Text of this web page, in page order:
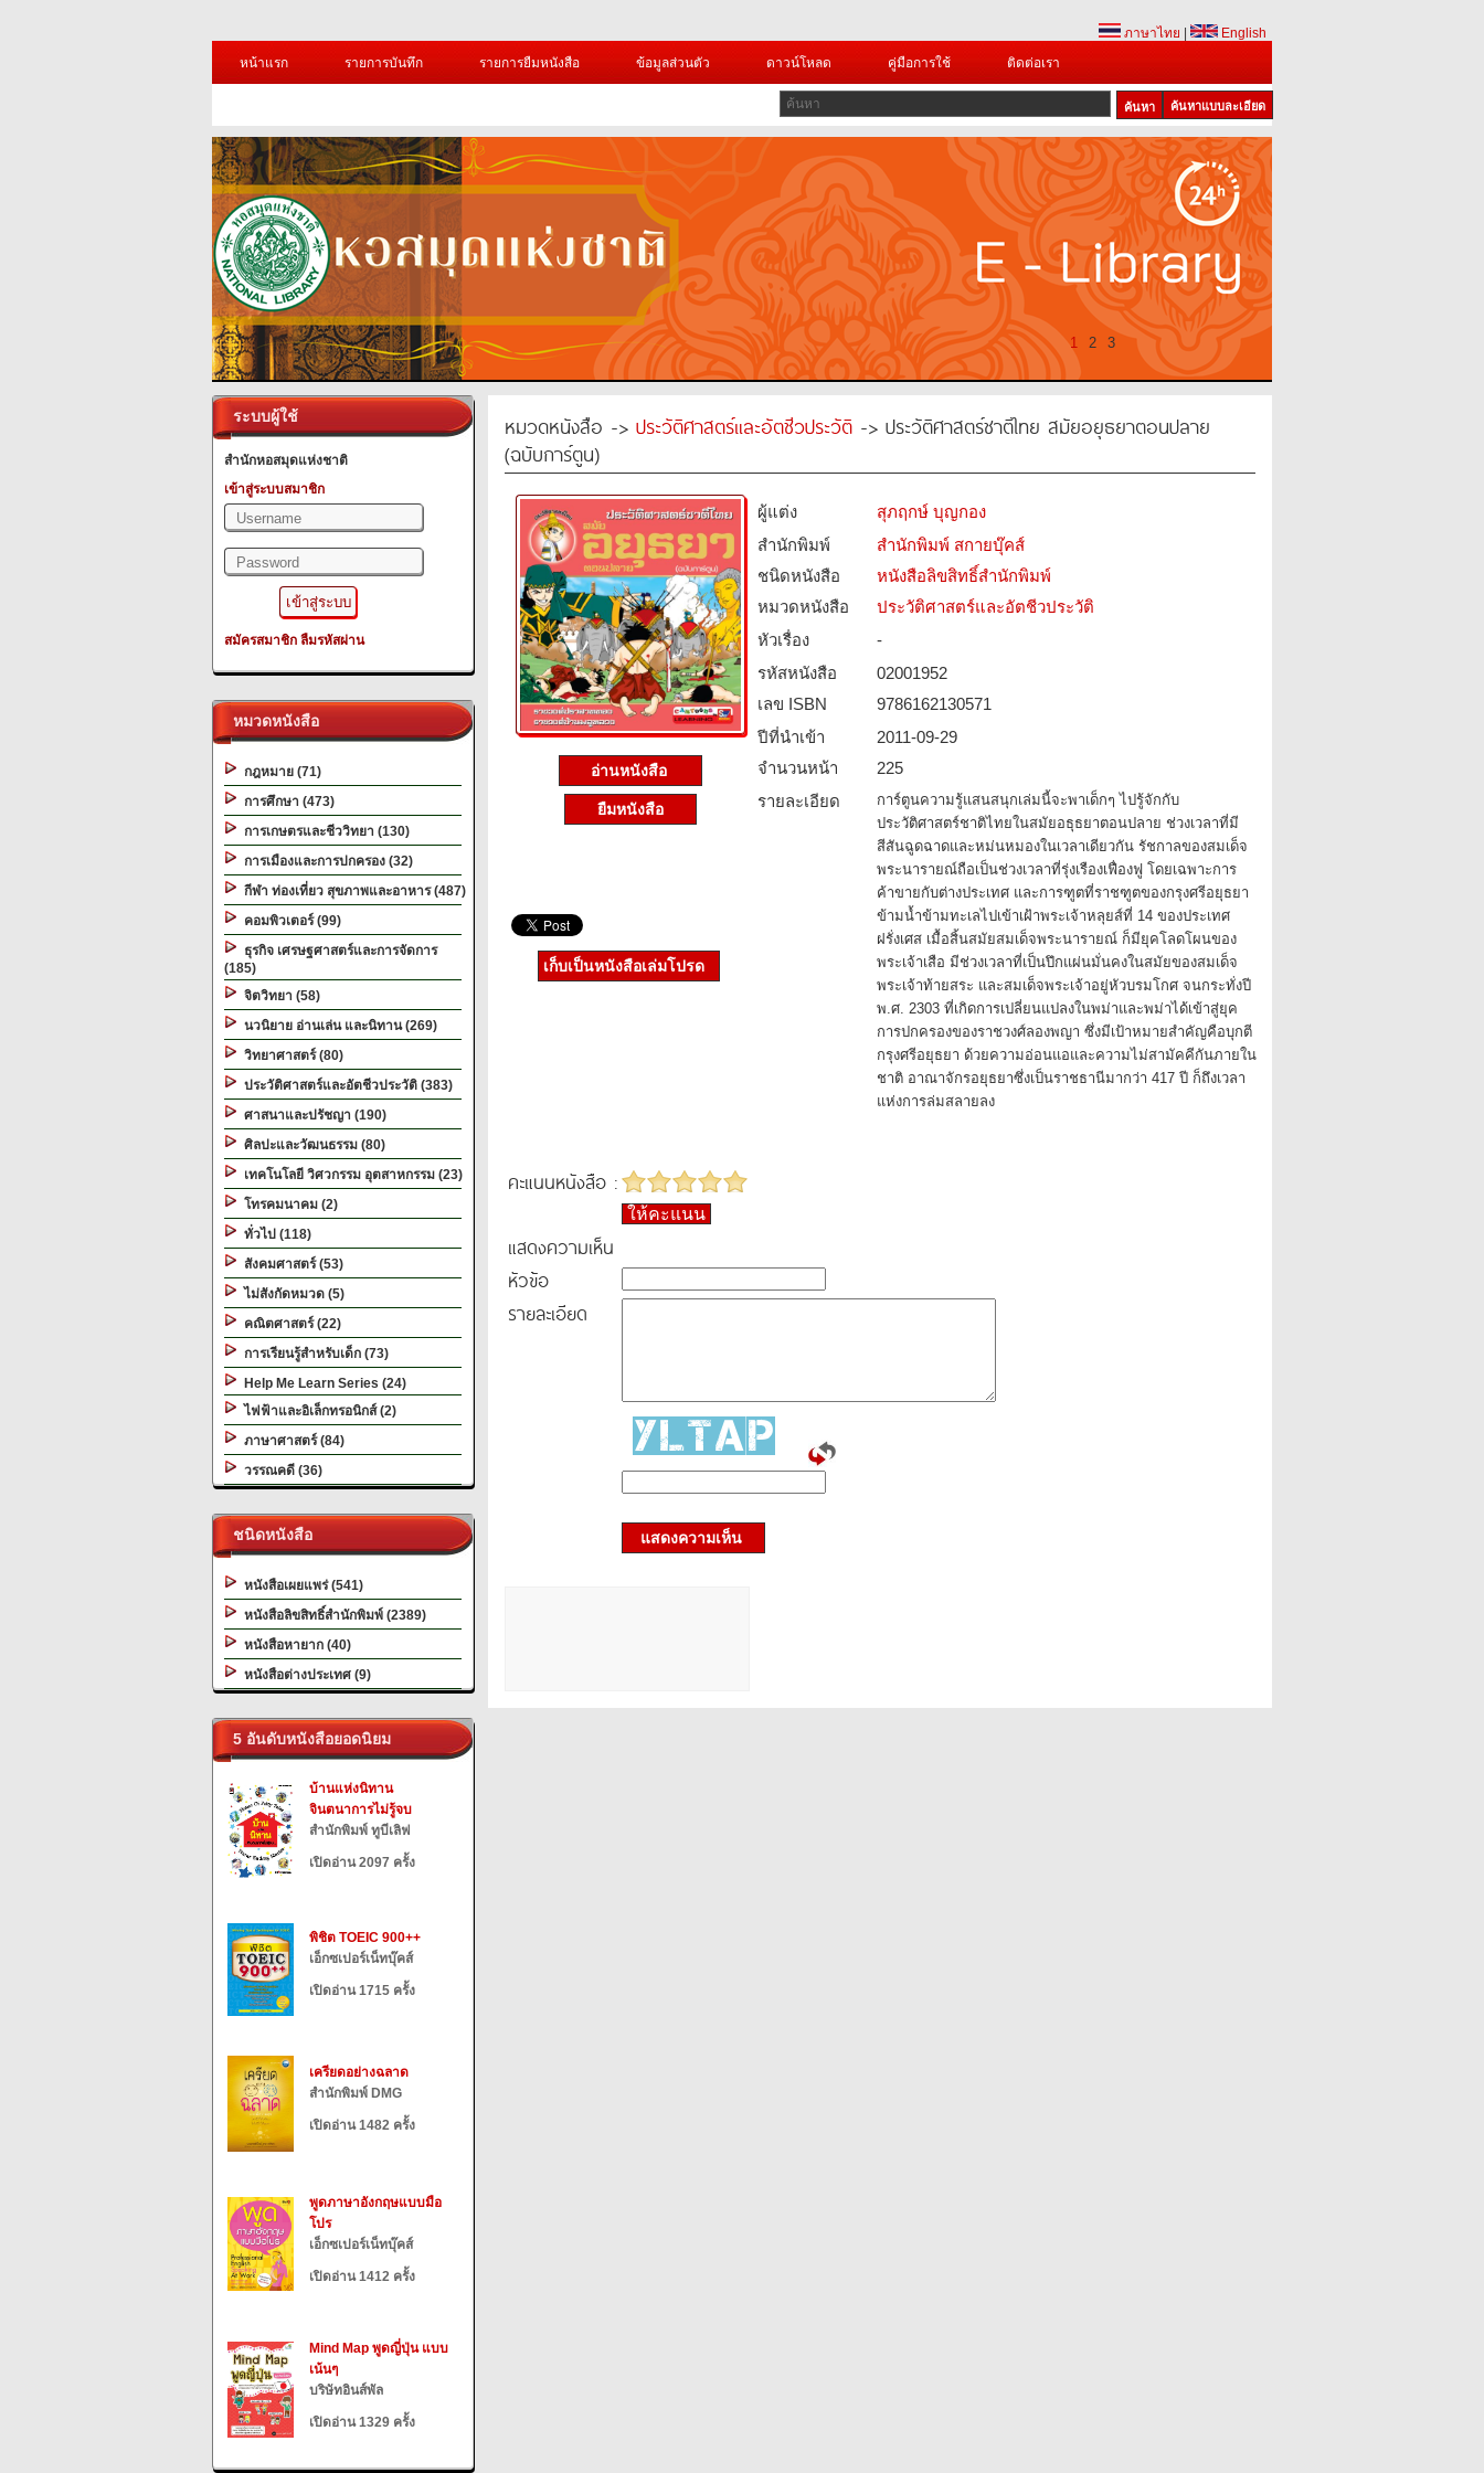
ภาษาไทย
English
หน้าแรก
รายการบันทึก รายการยืมหนังสือ ข้อมูลส่วนตัว ดาวน์โหลด คู่มือการใช้ ติดต่อเรา
ค้นหาแบบละเอียด
1 2 3
ระบบผู้ใช้
สำนักหอสมุดแห่งชาติ
เข้าสู่ระบบสมาชิก
สมัครสมาชิก ลืมรหัสผ่าน
หมวดหนังสือ
กฎหมาย (71)
การศึกษา (473)
การเกษตรและชีววิทยา (130)
การเมืองและการปกครอง (32)
กีฬา ท่องเที่ยว สุขภาพและอาหาร (487)
คอมพิวเตอร์ (99)
ธุรกิจ เศรษฐศาสตร์และการจัดการ
(185)
จิตวิทยา (58)
นวนิยาย อ่านเล่น และนิทาน (269)
วิทยาศาสตร์ (80)
ประวัติศาสตร์และอัตชีวประวัติ (383)
ศาสนาและปรัชญา (190)
ศิลปะและวัฒนธรรม (80)
เทคโนโลยี วิศวกรรม อุตสาหกรรม (23)
โทรคมนาคม (2)
ทั่วไป (118)
สังคมศาสตร์ (53)
ไม่สังกัดหมวด (5)
คณิตศาสตร์ (22)
การเรียนรู้สำหรับเด็ก (73)
Help Me Learn Series (24)
ไฟฟ้าและอิเล็กทรอนิกส์ (2)
ภาษาศาสตร์ (84)
วรรณคดี (36)
ชนิดหนังสือ
หนังสือเผยแพร่ (541)
หนังสือลิขสิทธิ์สำนักพิมพ์ (2389)
หนังสือหายาก (40)
หนังสือต่างประเทศ (9)
5 อันดับหนังสือยอดนิยม
บ้านแห่งนิทาน
จินตนาการไม่รู้จบ
สำนักพิมพ์ ทูบีเลิฟ
เปิดอ่าน 2097 ครั้ง
พิชิต TOEIC 900++
เอ็กซเปอร์เน็ทบุ๊คส์
เปิดอ่าน 1715 ครั้ง
เครียดอย่างฉลาด
สำนักพิมพ์ DMG
เปิดอ่าน 1482 ครั้ง
พูดภาษาอังกฤษแบบมือ
โปร
เอ็กซเปอร์เน็ทบุ๊คส์
เปิดอ่าน 1412 ครั้ง
Mind Map พูดญี่ปุ่น แบบ
เน้นๆ
บริษัทอินส์พัล
เปิดอ่าน 1329 ครั้ง
หมวดหนังสือ -> ประวัติศาสตร์และอัตชีวประวัติ -> ประวัติศาสตร์ชาติไทย สมัยอยุธยาตอนปลาย
(ฉบับการ์ตูน)
อ่านหนังสือ
ยืมหนังสือ
ผู้แต่ง
สุภฤกษ์ บุญกอง
สำนักพิมพ์
สำนักพิมพ์ สกายบุ๊คส์
ชนิดหนังสือ­
หนังสือลิขสิทธิ์สำนักพิมพ์
หมวดหนังสือ­
ประวัติศาสตร์และอัตชีวประวัติ
หัวเรื่อง
-
รหัสหนังสือ­
02001952
เลข ISBN
9786162130571
ปีที่นำเข้า
2011-09-29
จำนวนหน้า
225
รายละเอียด
การ์ตูนความรู้แสนสนุกเล่มนี้จะพาเด็กๆ ไปรู้จักกับ
ประวัติศาสตร์ชาติไทยในสมัยอธุธยาตอนปลาย ช่วงเวลาที่มี
สีสันฉูดฉาดและหม่นหมองในเวลาเดียวกัน รัชกาลของสมเด็จ
พระนารายณ์ถือเป็นช่วงเวลาที่รุ่งเรืองเฟื่องฟู โดยเฉพาะการ
ค้าขายกับต่างประเทศ และการฑูตที่ราชฑูตของกรุงศรีอยุธยา
ข้ามน้ำข้ามทะเลไปเข้าเฝ้าพระเจ้าหลุยส์ที่ 14 ของประเทศ
ฝรั่งเศส เมื้อสิ้นสมัยสมเด็จพระนารายณ์ ก็มียุคโลดโผนของ
พระเจ้าเสือ มีช่วงเวลาที่เป็นปึกแผ่นมั่นคงในสมัยของสมเด็จ
พระเจ้าท้ายสระ และสมเด็จพระเจ้าอยู่หัวบรมโกศ จนกระทั่งปี
พ.ศ. 2303 ที่เกิดการเปลี่ยนแปลงในพม่าและพม่าได้เข้าสู่ยุค
การปกครองของราชวงศ์ลองพญา ซึ่งมีเป้าหมายสำคัญคือบุกตี
กรุงศรีอยุธยา ด้วยความอ่อนแอและความไม่สามัคคีกันภายใน
ชาติ อาณาจักรอยุธยาซึ่งเป็นราชธานีมากว่า 417 ปี ก็ถึงเวลา
แห่งการล่มสลายลง
เก็บเป็นหนังสือเล่มโปรด
คะแนนหนังสือ :
ให้คะแนน
แสดงความเห็น
หัวข้อ
รายละเอียด
แสดงความเห็น